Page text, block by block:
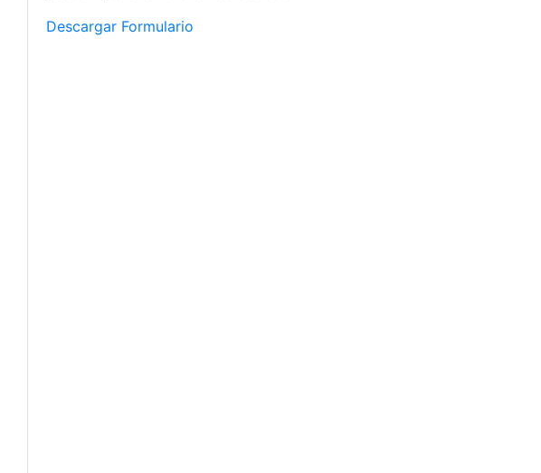
Descargar Formulario